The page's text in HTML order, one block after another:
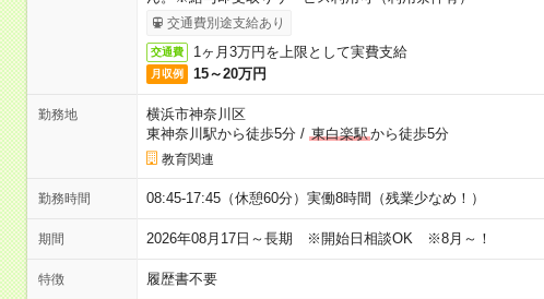
交通費別途支給あり
交通費 1ヶ月3万円を上限として実費支給
月収例 15～20万円
勤務地
横浜市神奈川区
東神奈川駅から徒歩5分/ 東白楽駅から徒歩5分
教育関連
勤務時間 08:45-17:45（休憩60分）実働8時間（残業少なめ！）
期間 2026年08月17日～長期 ※開始日相談OK ※8月～！
特徴 履歴書不要